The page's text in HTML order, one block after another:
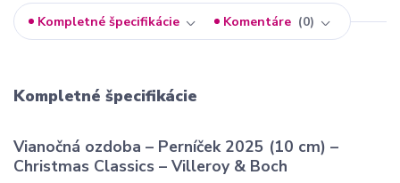
Kompletné špecifikácie Komentáre 0
Kompletné špecifikácie
Vianočná ozdoba – Perníček 2025 (10 cm) –
Christmas Classics – Villeroy & Boch